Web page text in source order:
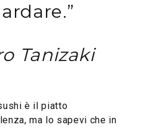
Tanizaki
è il piatto
ma lo sapevi che in